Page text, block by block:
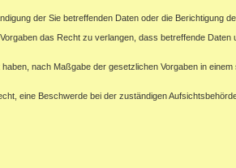
der Sie betreffenden Daten oder die Berichtigung
das Recht zu verlangen, dass betreffende
nach Maßgabe der gesetzlichen Vorgaben in
eine Beschwerde bei der zuständigen